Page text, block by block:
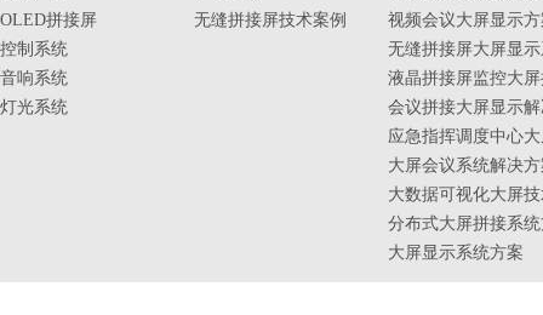
OLED拼接屏
控制系统
音响系统
灯光系统
无缝拼接屏技术案例
视频会议大屏显示
无缝拼接屏大屏显
液晶拼接屏监控大
会议拼接大屏显示
应急指挥调度中心
大屏会议系统解决
大数据可视化大屏
分布式大屏拼接系
大屏显示系统方案